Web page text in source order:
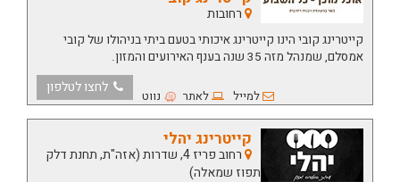
רחובות
קייטרינג קובי הינו קייטרינג איכותי בטעם ביתי בניהולו של קובי
אמסלם, שמנהל מזה 35 שנה בענף האירועים והמזון.
למייל לאתר נווט לחצו לטלפון
קייטרינג יהלי
רחוב פריז 4, שדרות (אזה"ת, תחנת דלק
תפוז שמאלה)